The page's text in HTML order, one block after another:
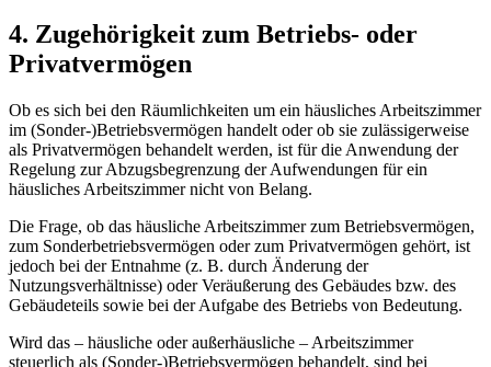
4. Zugehörigkeit zum Betriebs- oder
Privatvermögen
Ob es sich bei den Räumlichkeiten um ein häusliches Arbeitszimmer
im (Sonder-)Betriebsvermögen handelt oder ob sie zulässigerweise
als Privatvermögen behandelt werden, ist für die Anwendung der
Regelung zur Abzugsbegrenzung der Aufwendungen für ein
häusliches Arbeitszimmer nicht von Belang.
Die Frage, ob das häusliche Arbeitszimmer zum Betriebsvermögen,
zum Sonderbetriebsvermögen oder zum Privatvermögen gehört, ist
jedoch bei der Entnahme (z. B. durch Änderung der
Nutzungsverhältnisse) oder Veräußerung des Gebäudes bzw. des
Gebäudeteils sowie bei der Aufgabe des Betriebs von Bedeutung.
Wird das – häusliche oder außerhäusliche – Arbeitszimmer
steuerlich als (Sonder-)Betriebsvermögen behandelt, sind bei